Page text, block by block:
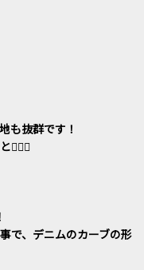
も抜群です！
で、デニムのカーブの形